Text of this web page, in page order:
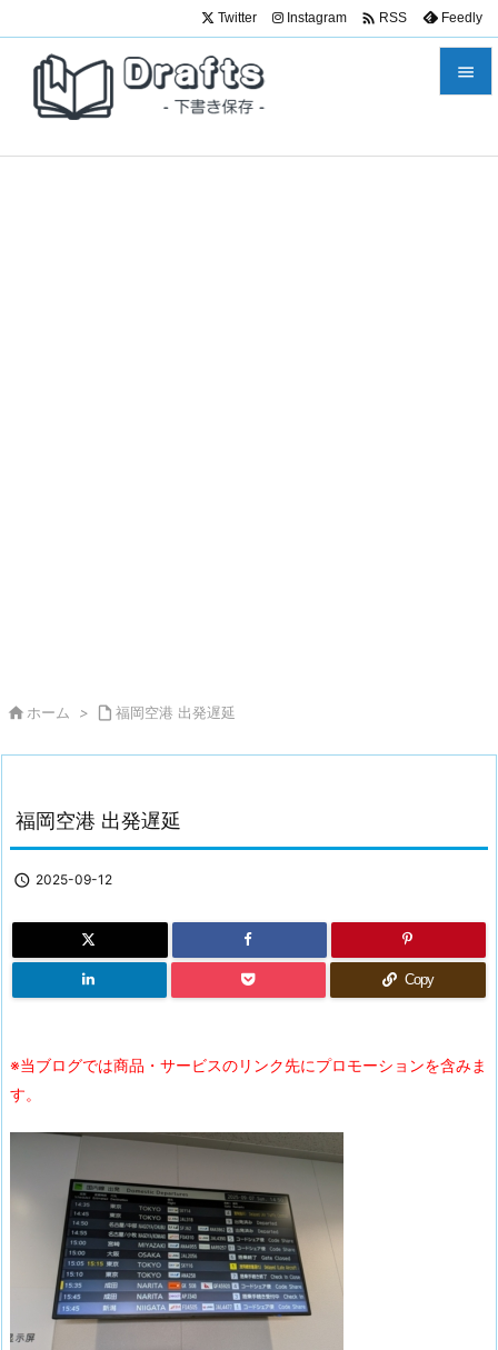

Twitter Instagram  RSS Feedly
 ホーム >  福岡空港 出発遅延
福岡空港 出発遅延
 2025-09-12
Copy
※当ブログでは商品・サービスのリンク先にプロモーションを含みま
す。